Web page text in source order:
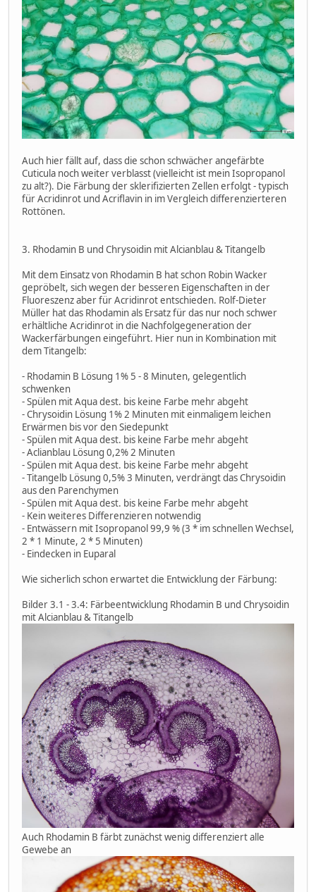
Auch hier fällt auf, dass die schon schwächer angefärbte
Cuticula noch weiter verblasst (vielleicht ist mein Isopropanol
zu alt?). Die Färbung der sklerifizierten Zellen erfolgt - typisch
für Acridinrot und Acriflavin in im Vergleich differenzierteren
Rottönen.
3. Rhodamin B und Chrysoidin mit Alcianblau & Titangelb
Mit dem Einsatz von Rhodamin B hat schon Robin Wacker
gepröbelt, sich wegen der besseren Eigenschaften in der
Fluoreszenz aber für Acridinrot entschieden. Rolf-Dieter
Müller hat das Rhodamin als Ersatz für das nur noch schwer
erhältliche Acridinrot in die Nachfolgegeneration der
Wackerfärbungen eingeführt. Hier nun in Kombination mit
dem Titangelb:
- Rhodamin B Lösung 1% 5 - 8 Minuten, gelegentlich
schwenken
- Spülen mit Aqua dest. bis keine Farbe mehr abgeht
- Chrysoidin Lösung 1% 2 Minuten mit einmaligem leichen
Erwärmen bis vor den Siedepunkt
- Spülen mit Aqua dest. bis keine Farbe mehr abgeht
- Aclianblau Lösung 0,2% 2 Minuten
- Spülen mit Aqua dest. bis keine Farbe mehr abgeht
- Titangelb Lösung 0,5% 3 Minuten, verdrängt das Chrysoidin
aus den Parenchymen
- Spülen mit Aqua dest. bis keine Farbe mehr abgeht
- Kein weiteres Differenzieren notwendig
- Entwässern mit Isopropanol 99,9 % (3 * im schnellen Wechsel,
2 * 1 Minute, 2 * 5 Minuten)
- Eindecken in Euparal
Wie sicherlich schon erwartet die Entwicklung der Färbung:
Bilder 3.1 - 3.4: Färbeentwicklung Rhodamin B und Chrysoidin
mit Alcianblau & Titangelb
Auch Rhodamin B färbt zunächst wenig differenziert alle
Gewebe an